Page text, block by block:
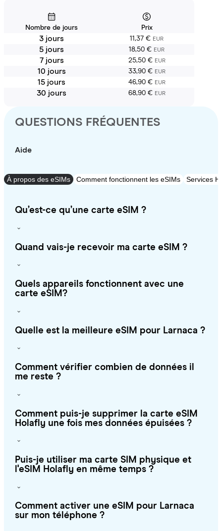
Nombre de jours Prix
3 jours 11,37 € EUR
5 jours 18,50 € EUR
7 jours 25,50 € EUR
10 jours 33,90 € EUR
15 jours 46,90 € EUR
30 jours 68,90 € EUR
QUESTIONS FRÉQUENTES
Aide
À propos des eSIMs Comment fonctionnent les eSIMs Services
Qu’est-ce qu’une carte eSIM ?
Quand vais-je recevoir ma carte eSIM ?
Quels appareils fonctionnent avec une
carte eSIM?
Quelle est la meilleure eSIM pour Larnaca ?
Comment vérifier combien de données il
me reste ?
Comment puis-je supprimer la carte eSIM
Holafly une fois mes données épuisées ?
Puis-je utiliser ma carte SIM physique et
l'eSIM Holafly en même temps ?
Comment activer une eSIM pour Larnaca
sur mon téléphone ?